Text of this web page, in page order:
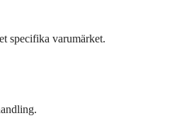
specifika varumärket.